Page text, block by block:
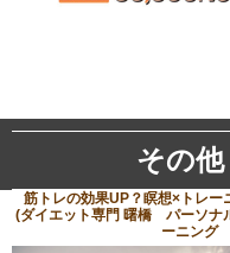
その
筋トレの効果UP？瞑想×トレー
(ダイエット専門 曙橋 パーソナ
ーニング